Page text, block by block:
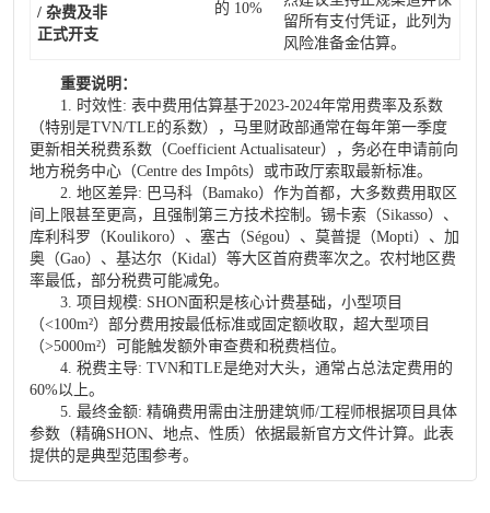
/ 杂费及非
正式开支
的 10%
留所有支付凭证，此列为
风险准备金估算。
重要说明：
1. 时效性: 表中费用估算基于2023-2024年常用费率及系数
（特别是TVN/TLE的系数），马里财政部通常在每年第一季度
更新相关税费系数（Coefficient Actualisateur），务必在申请前向
地方税务中心（Centre des Impôts）或市政厅索取最新标准。
2. 地区差异: 巴马科（Bamako）作为首都，大多数费用取区
间上限甚至更高，且强制第三方技术控制。锡卡索（Sikasso）、
库利科罗（Koulikoro）、塞古（Ségou）、莫普提（Mopti）、加
奥（Gao）、基达尔（Kidal）等大区首府费率次之。农村地区费
率最低，部分税费可能减免。
3. 项目规模: SHON面积是核心计费基础，小型项目
（<100m²）部分费用按最低标准或固定额收取，超大型项目
（>5000m²）可能触发额外审查费和税费档位。
4. 税费主导: TVN和TLE是绝对大头，通常占总法定费用的
60%以上。
5. 最终金额: 精确费用需由注册建筑师/工程师根据项目具体
参数（精确SHON、地点、性质）依据最新官方文件计算。此表
提供的是典型范围参考。